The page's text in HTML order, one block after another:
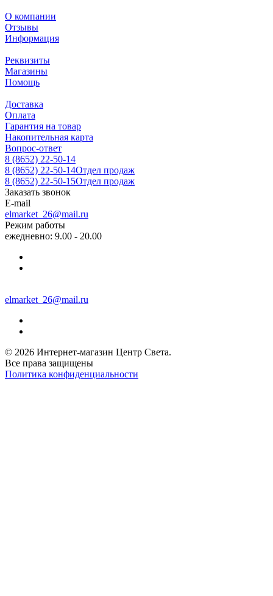
О компании
Отзывы
Информация
Реквизиты
Магазины
Помощь
Доставка
Оплата
Гарантия на товар
Накопительная карта
Вопрос-ответ
8 (8652) 22-50-14
8 (8652) 22-50-14Отдел продаж
8 (8652) 22-50-15Отдел продаж
Заказать звонок
E-mail
elmarket_26@mail.ru
Режим работы
ежедневно: 9.00 - 20.00
elmarket_26@mail.ru
© 2026 Интернет-магазин Центр Света.
Все права защищены
Политика конфиденциальности